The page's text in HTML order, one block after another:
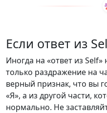
Если ответ из
Иногда на «ответ из Self»
только раздражение на
верный признак, что вы
«Я», а из другой части,
нормально. Не